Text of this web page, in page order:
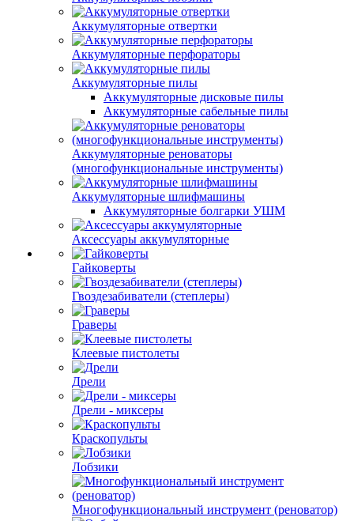
Аккумуляторные отвертки
Аккумуляторные перфораторы
Аккумуляторные пилы
Аккумуляторные дисковые пилы
Аккумуляторные сабельные пилы
Аккумуляторные реноваторы
(многофункциональные инструменты)
Аккумуляторные шлифмашины
Аккумуляторные болгарки УШМ
Аксессуары аккумуляторные
Гайковерты
Гвоздезабиватели (степлеры)
Граверы
Клеевые пистолеты
Дрели
Дрели - миксеры
Краскопульты
Лобзики
Многофункциональный инструмент (реноватор)